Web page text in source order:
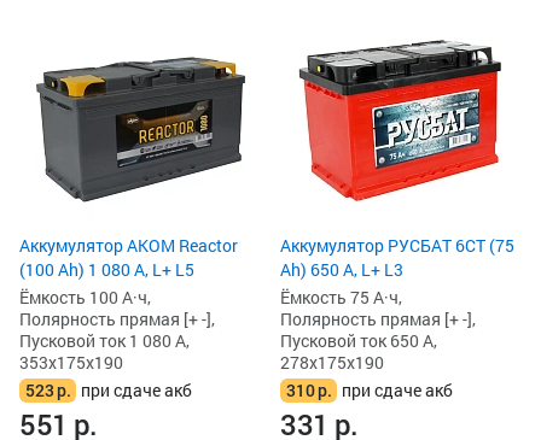
Аккумулятор AKOM Reactor
(100 Ah) 1 080 А, L+ L5
Ёмкость 100 А·ч,
Полярность прямая [+ -],
Пусковой ток 1 080 А,
353x175x190
523р. при сдаче акб
551 р.
Аккумулятор РУСБАТ 6СТ (75
Ah) 650 А, L+ L3
Ёмкость 75 А·ч,
Полярность прямая [+ -],
Пусковой ток 650 А,
278x175x190
310р. при сдаче акб
331 р.